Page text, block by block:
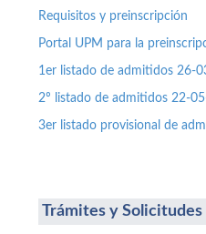
Requisitos y preinscripción
Portal UPM para la
1er listado de admitidos 26-
2º listado de admitidos 22-
3er listado provisional de
Trámites y Solicitudes